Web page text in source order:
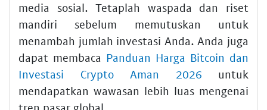
media sosial. Tetaplah waspada dan riset
mandiri sebelum memutuskan untuk
menambah jumlah investasi Anda. Anda juga
dapat membaca Panduan Harga Bitcoin dan
Investasi Crypto Aman 2026 untuk
mendapatkan wawasan lebih luas mengenai